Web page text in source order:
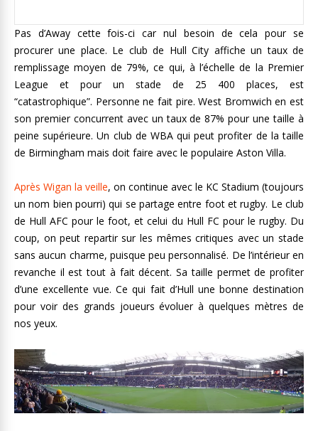
Pas d’Away cette fois-ci car nul besoin de cela pour se
procurer une place. Le club de Hull City affiche un taux de
remplissage moyen de 79%, ce qui, à l’échelle de la Premier
League et pour un stade de 25 400 places, est
“catastrophique”. Personne ne fait pire. West Bromwich en est
son premier concurrent avec un taux de 87% pour une taille à
peine supérieure. Un club de WBA qui peut profiter de la taille
de Birmingham mais doit faire avec le populaire Aston Villa.
Après Wigan la veille, on continue avec le KC Stadium (toujours
un nom bien pourri) qui se partage entre foot et rugby. Le club
de Hull AFC pour le foot, et celui du Hull FC pour le rugby. Du
coup, on peut repartir sur les mêmes critiques avec un stade
sans aucun charme, puisque peu personnalisé. De l’intérieur en
revanche il est tout à fait décent. Sa taille permet de profiter
d’une excellente vue. Ce qui fait d’Hull une bonne destination
pour voir des grands joueurs évoluer à quelques mètres de
nos yeux.